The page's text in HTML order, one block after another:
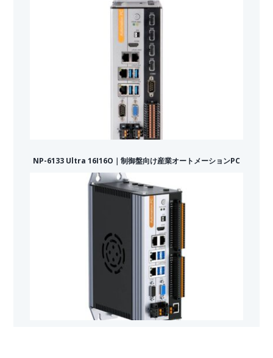
NP-6133 Ultra 16I16O｜制御盤向け産業オートメーションPC